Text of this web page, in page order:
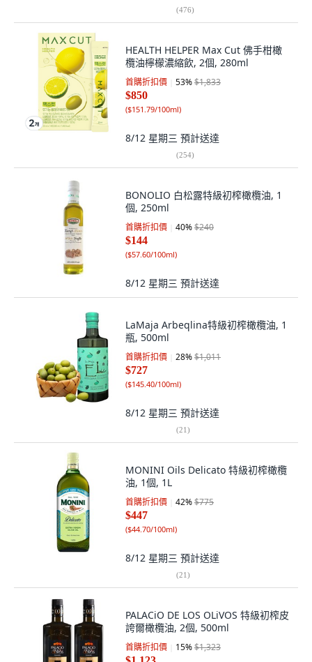
(476)
HEALTH HELPER Max Cut 佛手柑橄
欖油檸檬濃縮飲, 2個, 280ml
首購折扣價 53%$1,833
$850
($151.79/100ml)
8/12 星期三 預計送達
(254)
BONOLIO 白松露特級初榨橄欖油, 1
個, 250ml
首購折扣價 40%$240
$144
($57.60/100ml)
8/12 星期三 預計送達
LaMaja Arbeqlina特級初榨橄欖油, 1
瓶, 500ml
首購折扣價 28%$1,011
$727
($145.40/100ml)
8/12 星期三 預計送達
(21)
MONINI Oils Delicato 特級初榨橄欖
油, 1個, 1L
首購折扣價 42%$775
$447
($44.70/100ml)
8/12 星期三 預計送達
(21)
PALACiO DE LOS OLiVOS 特級初榨皮
誇爾橄欖油, 2個, 500ml
首購折扣價 15%$1,323